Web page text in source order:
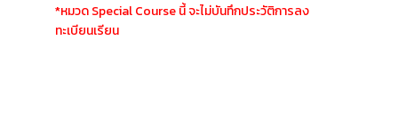
*หมวด Special Course นี้ จะไม่บันทึกประวัติการลง
ทะเบียนเรียน